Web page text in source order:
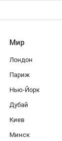
Мир
Лондон
Париж
Нью-Йорк
Дубай
Киев
Минск